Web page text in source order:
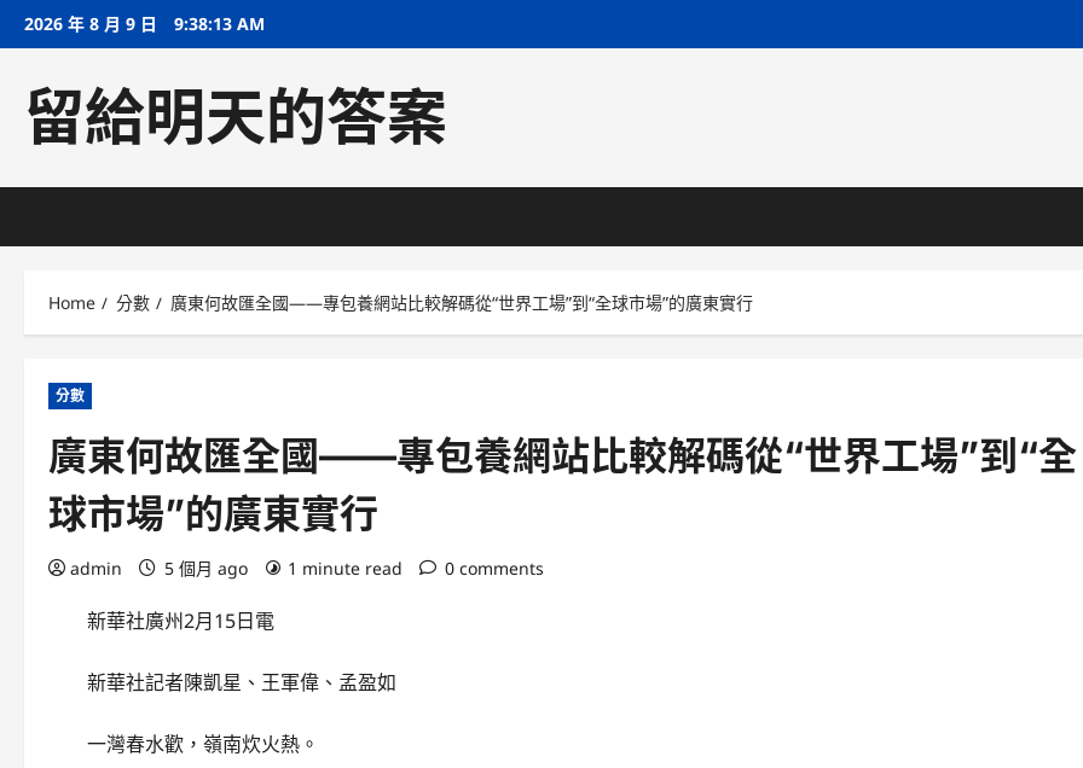
Skip2026 年 8 月 9 日 9:38:14 AM
留給明天的答案
Home 分數 廣東何故匯全國——專包養網站比較解碼從“世界工場”到“全球市場”的廣東實行
分數
廣東何故匯全國——專包養網站比較解碼從“世界工場”到“全
球市場”的廣東實行
admin 5 個月 ago 1 minute read 0 comments
新華社廣州2月15日電
新華社記者陳凱星、王軍偉、孟盈如
一灣春水歡，嶺南炊火熱。